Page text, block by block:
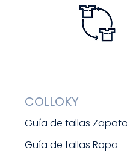
COLLOKY
Guía de tallas
Guía de tallas Ropa